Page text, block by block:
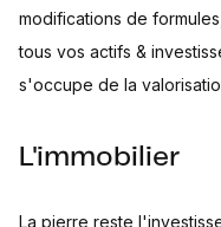
modifications de
tous vos actifs &
s'occupe de la
L'immobilier
La pierre reste